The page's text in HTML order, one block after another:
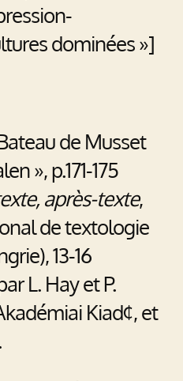
dominées »]
de Musset
», p.171-175
après-texte,
de textologie
13-16
L. Hay et P.
Kiad¢, et